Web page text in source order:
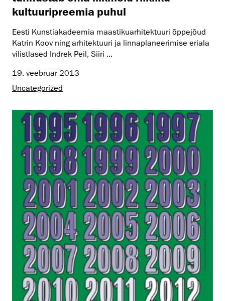
kultuuripreemia puhul
Eesti Kunstiakadeemia maastikuarhitektuuri õppejõud
Katrin Koov ning arhitektuuri ja linnaplaneerimise eriala
vilistlased Indrek Peil, Siiri ...
19. veebruar 2013
Uncategorized